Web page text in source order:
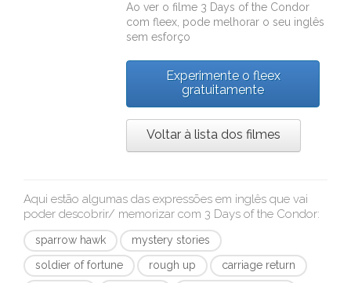
Ao ver o filme 3 Days of the Condor
comfleex , pode melhorar o seu inglês
sem esforço
Experimente o fleex
gratuitamente
Voltar à lista dos filmes
Aqui estão algumas das expressões em inglês que vai
poder descobrir/ memorizar com 3 Days of the Condor:
sparrow hawk
mystery stories
soldier of fortune
rough up
carriage return